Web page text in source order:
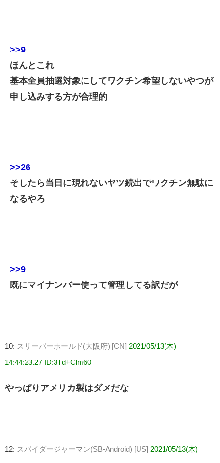
>>9
ほんとこれ
基本全員抽選対象にしてワクチン希望しないやつが
申し込みする方が合理的
>>26
そしたら当日に現れないヤツ続出でワクチン無駄に
なるやろ
>>9
既にマイナンバー使って管理してる訳だが
10: スリーパーホールド(大阪府) [CN] 2021/05/13(木)
14:44:23.27 ID:3Td+Clm60
やっぱりアメリカ製はダメだな
12: スパイダージャーマン(SB-Android) [US] 2021/05/13(木)